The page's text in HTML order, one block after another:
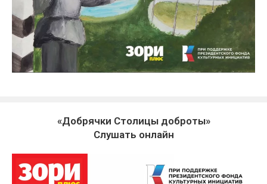
«Добрячки Столицы доброты»
Слушать онлайн